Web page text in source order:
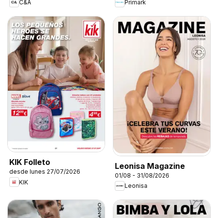
C&A Primark
KIK Folleto
desde lunes 27/07/2026
KIK
Leonisa Magazine
01/08 - 31/08/2026
Leonisa